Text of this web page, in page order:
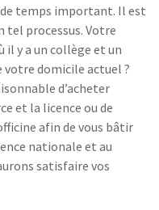
temps important. Il est
tel processus. Votre
il y a un collège et un
votre domicile actuel ?
d’acheter
et la licence ou de
afin de vous bâtir
nationale et au
satisfaire vos